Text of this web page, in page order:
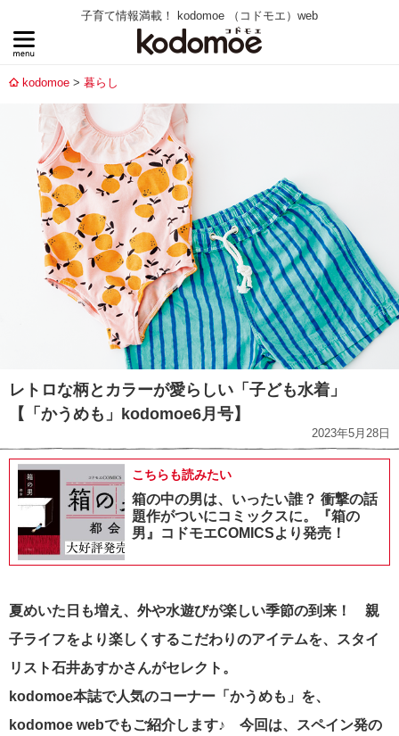
子育て情報満載！ kodomoe （コドモエ）web
kodomoe 暮らし
レトロな柄とカラーが愛らしい「子ども水着」
【「かうめも」kodomoe6月号】
2023年5月28日
こちらも読みたい
箱の中の男は、いったい誰？ 衝撃の話
題作がついにコミックスに。『箱の
男』コドモエCOMICSより発売！
夏めいた日も増え、外や水遊びが楽しい季節の到来！ 親
子ライフをより楽しくするこだわりのアイテムを、スタイ
リスト石井あすかさんがセレクト。
kodomoe本誌で人気のコーナー「かうめも」を、
kodomoe webでもご紹介します♪ 今回は、スペイン発の